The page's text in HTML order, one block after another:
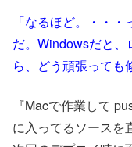
「なるほど。・・
だ。Windowsだと
ら、どう頑張っても
『Macで作業して
に入ってるソースを